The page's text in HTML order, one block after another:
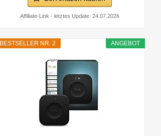
Affiliate-Link - letztes Update: 24.07.2026
ANGEBOT
BESTSELLER NR. 2